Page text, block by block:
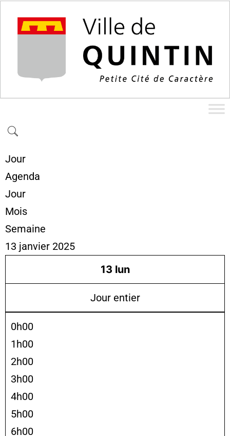
Jour
Agenda
Jour
Mois
Semaine
13 janvier 2025
13 lun
Jour entier
0h00
1h00
2h00
3h00
4h00
5h00
6h00